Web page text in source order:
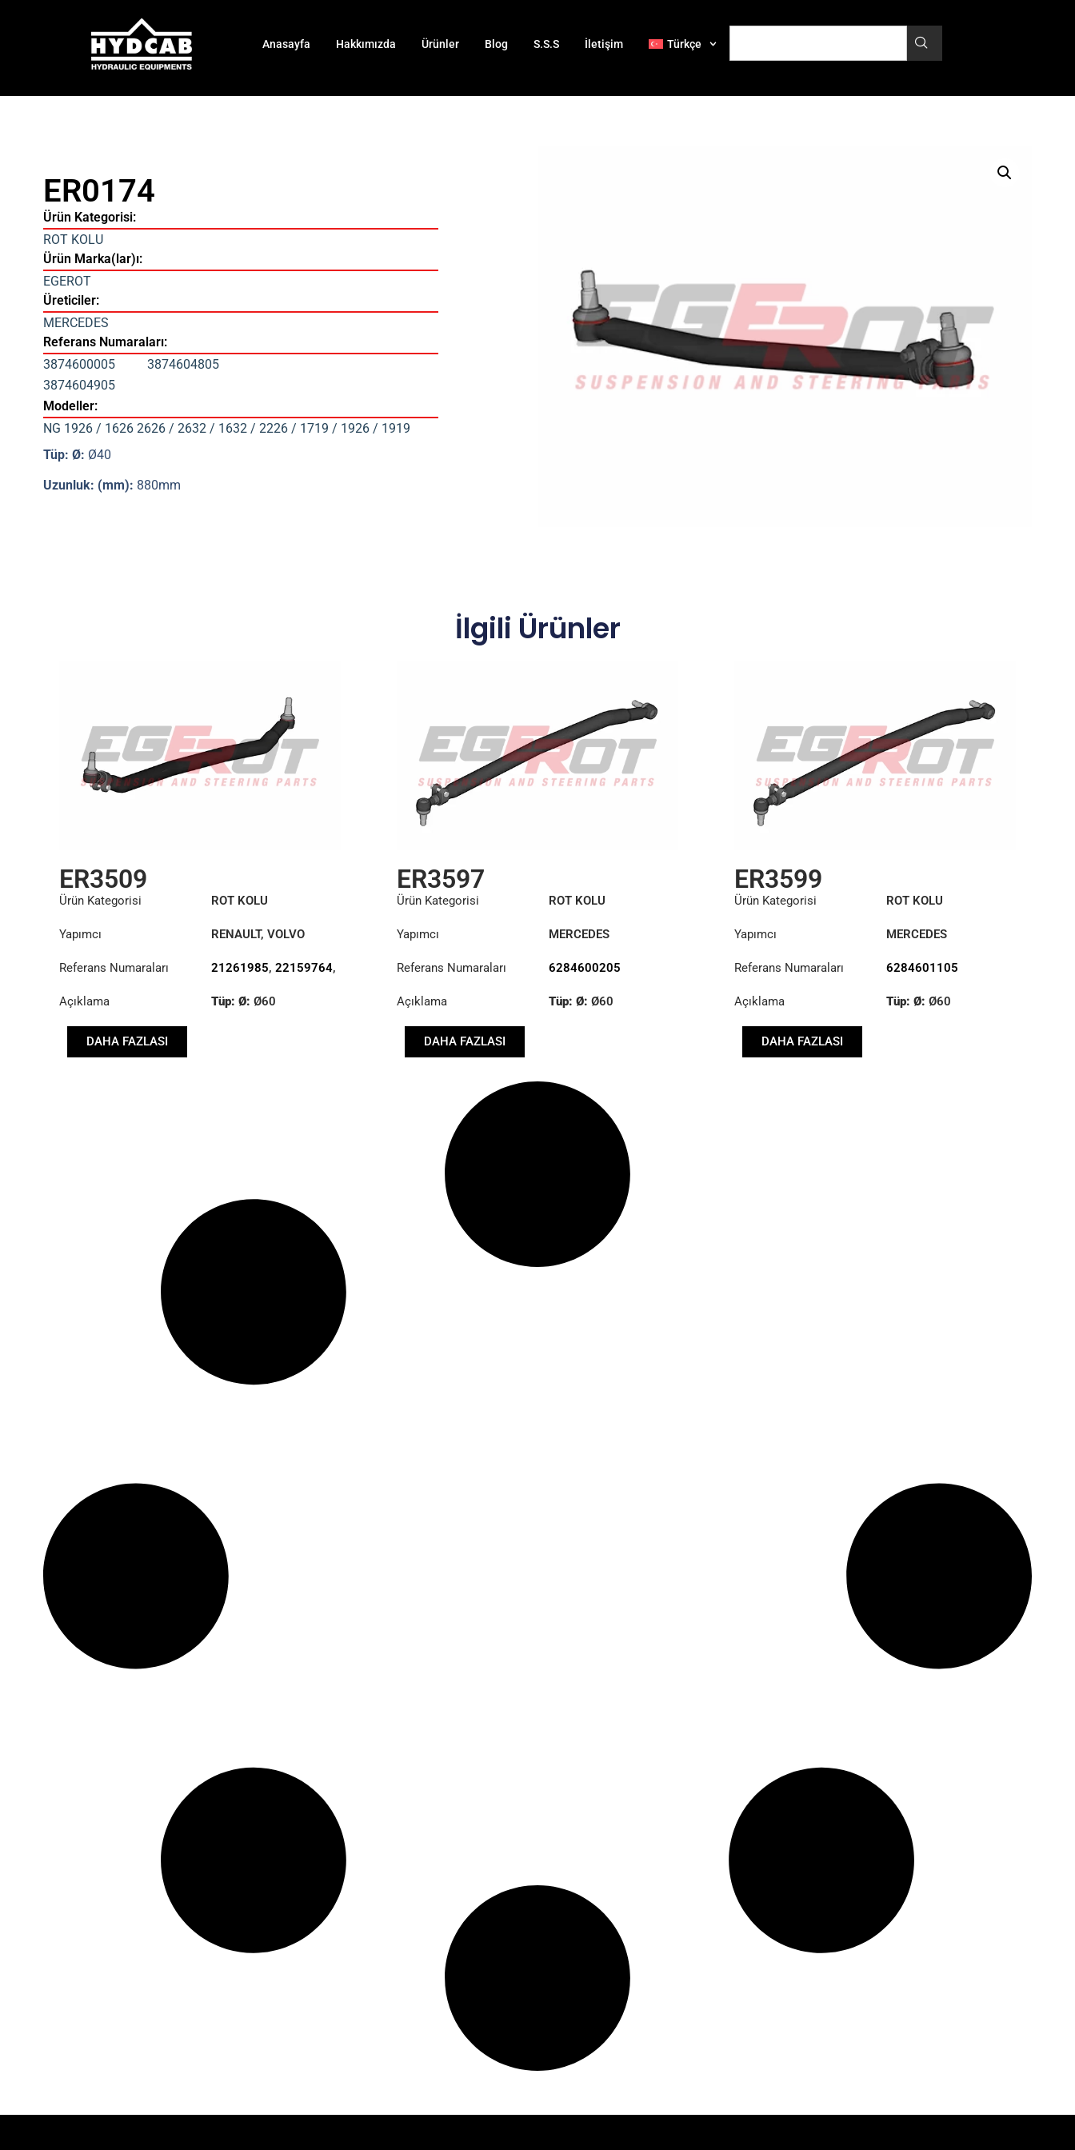
Anasayfa Hakkımızda Ürünler Blog S.S.S İletişim Türkçe
ER0174
Ürün Kategorisi:
ROT KOLU
Ürün Marka(lar)ı:
EGEROT
Üreticiler:
MERCEDES
Referans Numaraları:
3874600005
3874604805
3874604905
Modeller:
NG 1926 / 1626 2626 / 2632 / 1632 / 2226 / 1719 / 1926 / 1919
Tüp: Ø: Ø40
Uzunluk: (mm): 880mm
İlgili Ürünler
ER3509
Ürün Kategorisi ROT KOLU
Yapımcı RENAULT, VOLVO
Referans Numaraları 21261985, 22159764,
7422159764
Açıklama Tüp: Ø: Ø60
DAHA FAZLASI
ER3597
Ürün Kategorisi ROT KOLU
Yapımcı MERCEDES
Referans Numaraları 6284600205
Açıklama Tüp: Ø: Ø60
DAHA FAZLASI
ER3599
Ürün Kategorisi ROT KOLU
Yapımcı MERCEDES
Referans Numaraları 6284601105
Açıklama Tüp: Ø:Ø60
DAHA FAZLASI